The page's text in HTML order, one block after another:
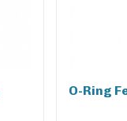
O-Ring